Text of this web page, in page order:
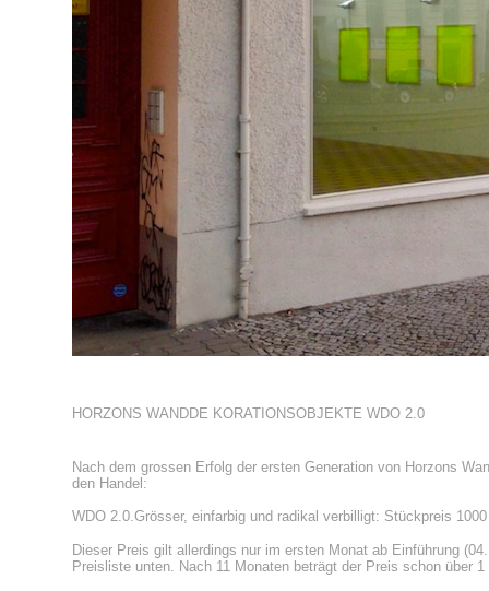
HORZONS WANDDE KORATIONSOBJEKTE WDO 2.0
Nach dem grossen Erfolg der ersten Generation von Horzons
den Handel:
WDO 2.0.Grösser, einfarbig und radikal verbilligt: Stückpreis
Dieser Preis gilt allerdings nur im ersten Monat ab Einführung (
Preisliste unten. Nach 11 Monaten beträgt der Preis schon über 1